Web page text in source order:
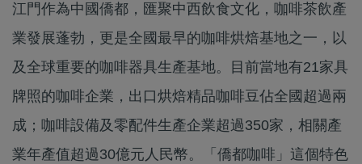
江門作為中國僑都，匯聚中西飲食文化，咖啡茶飲產
業發展蓬勃，更是全國最早的咖啡烘焙基地之一，以
及全球重要的咖啡器具生產基地。目前當地有21家具
牌照的咖啡企業，出口烘焙精品咖啡豆佔全國超過兩
成；咖啡設備及零配件生產企業超過350家，相關產
業年產值超過30億元人民幣。「僑都咖啡」這個特色